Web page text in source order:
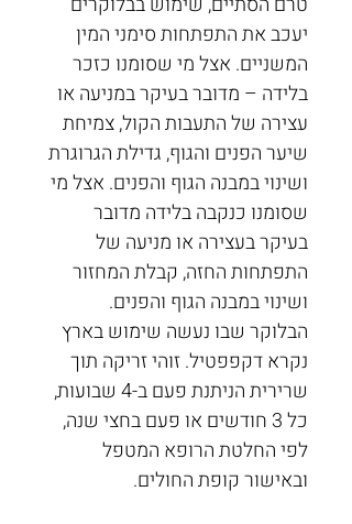
יעכב את התפתחות סימני המין
המשניים. אצל מי שסומנו כזכר
בלידה – מדובר בעיקר במניעה או
עצירה של התעבות הקול, צמיחת
שיער הפנים והגוף, גדילת הגרוגרת
ושינוי במבנה הגוף והפנים. אצל מי
שסומנו כנקבה בלידה מדובר
בעיקר בעצירה או מניעה של
התפתחות החזה, קבלת המחזור
ושינוי במבנה הגוף והפנים.
הבלוקר שבו נעשה שימוש בארץ
נקרא דקפפטיל. זוהי זריקה תוך
שרירית הניתנת פעם ב-4 שבועות,
כל 3 חודשים או פעם בחצי שנה,
לפי החלטת הרופא המטפל
ובאישור קופת החולים.